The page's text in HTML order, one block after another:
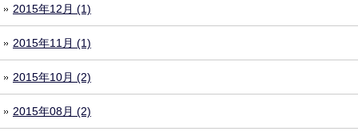
2015年12月 (1)
2015年11月 (1)
2015年10月 (2)
2015年08月 (2)